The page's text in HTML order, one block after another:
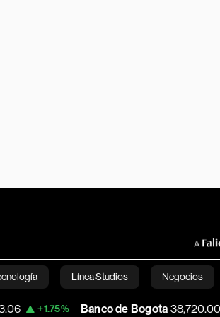
Línea Studios Negocios
English
Banco de Bogota 38,720.00 -0.21%